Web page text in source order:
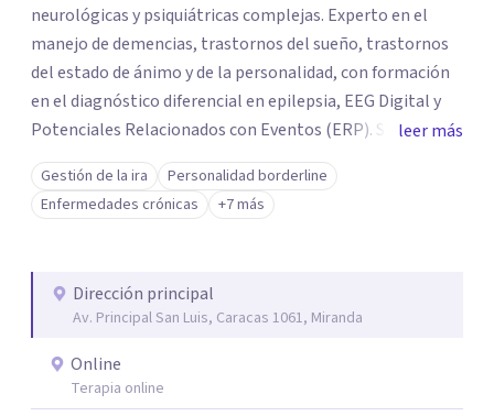
neurológicas y psiquiátricas complejas. Experto en el
manejo de demencias, trastornos del sueño, trastornos
del estado de ánimo y de la personalidad, con formación
en el diagnóstico diferencial en epilepsia, EEG Digital y
Potenciales Relacionados con Eventos (ERP). Sirvió
como Jefe de la Cátedra y Profesor de Neurociencias
Cognitivas en Universidad Católica Andrés Bello, Profesor
de Neurociencias en Universidad Metropolitana.
leer más
Gestión de la ira
Personalidad borderline
Enfermedades crónicas
+7 más
Dirección principal
Av. Principal San Luis, Caracas 1061, Miranda
Online
Terapia online